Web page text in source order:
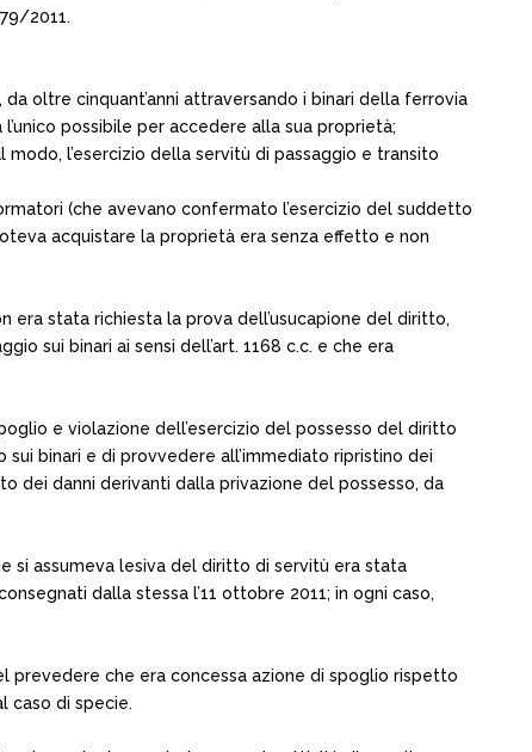
2011.
oltre cinquant’anni attraversando i binari della ferrovia
possibile per accedere alla sua proprietà;
l’esercizio della servitù di passaggio e transito
(che avevano confermato l’esercizio del suddetto
acquistare la proprietà era senza effetto e non
era stata richiesta la prova dell’usucapione del diritto,
sui binari ai sensi dell’art. 1168 c.c. e che era
e violazione dell’esercizio del possesso del diritto
binari e di provvedere all’immediato ripristino dei
dei danni derivanti dalla privazione del possesso, da
si assumeva lesiva del diritto di servitù era stata
dalla stessa l’11 ottobre 2011; in ogni caso,
prevedere che era concessa azione di spoglio rispetto
caso di specie.